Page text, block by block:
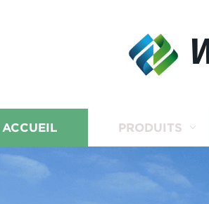
ACCUEIL PRODUITS